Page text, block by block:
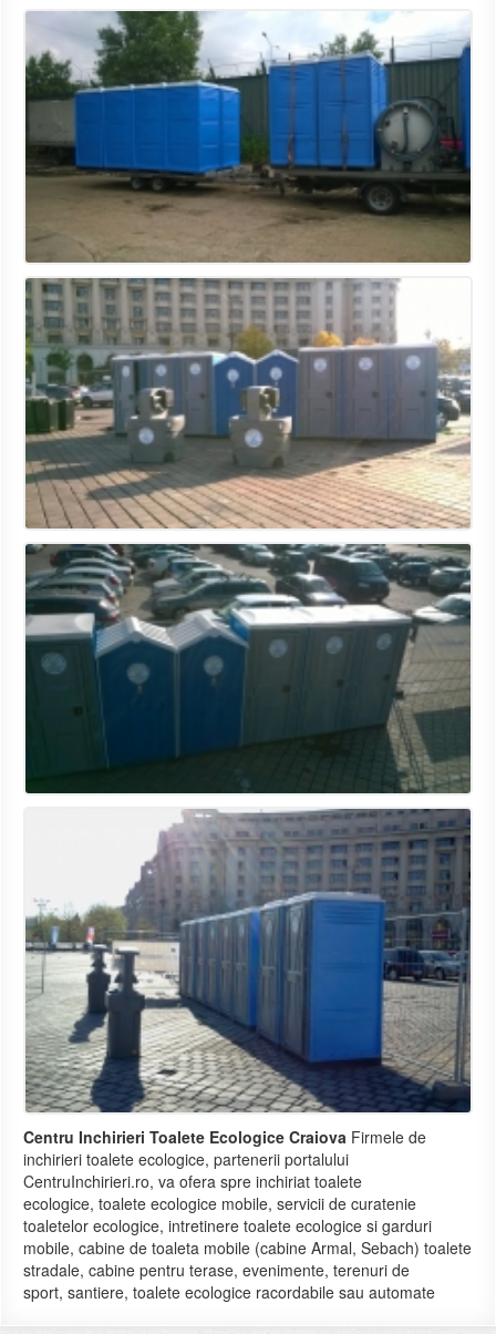
Centru Inchirieri Toalete Ecologice Craiova Firmele de
inchirieri toalete ecologice, partenerii portalului
CentruInchirieri.ro, va ofera spre inchiriat toalete
ecologice, toalete ecologice mobile, servicii de curatenie
toaletelor ecologice, intretinere toalete ecologice si garduri
mobile, cabine de toaleta mobile (cabine Armal, Sebach) toalete
stradale, cabine pentru terase, evenimente, terenuri de
sport, santiere, toalete ecologice racordabile sau automate